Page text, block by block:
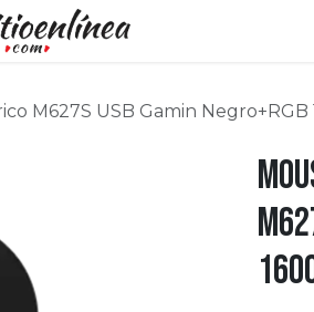
M627S USB Gamin Negro+RGB